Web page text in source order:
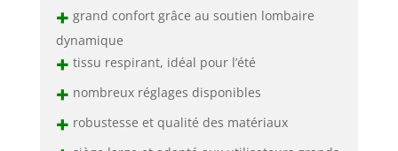
+ grand confort grâce au soutien lombaire
dynamique
+ tissu respirant, idéal pour l’été
+ nombreux réglages disponibles
+ robustesse et qualité des matériaux